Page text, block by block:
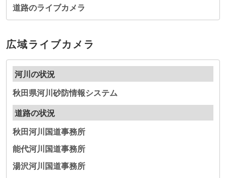
道路のライブカメラ
広域ライブカメラ
河川の状況
秋田県河川砂防情報システム
道路の状況
秋田河川国道事務所
能代河川国道事務所
湯沢河川国道事務所